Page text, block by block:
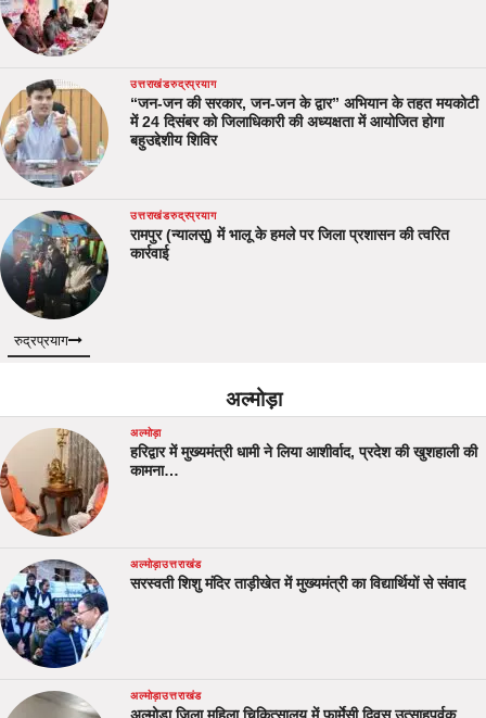
उत्तराखंडरुद्रप्रयाग
“जन-जन की सरकार, जन-जन के द्वार” अभियान के तहत मयकोटी
में 24 दिसंबर को जिलाधिकारी की अध्यक्षता में आयोजित होगा
बहुउद्देशीय शिविर
उत्तराखंडरुद्रप्रयाग
रामपुर (न्यालसू) में भालू के हमले पर जिला प्रशासन की त्वरित
कार्रवाई
रुद्रप्रयाग
अल्मोड़ा
अल्मोड़ा
हरिद्वार में मुख्यमंत्री धामी ने लिया आशीर्वाद, प्रदेश की खुशहाली की
कामना…
अल्मोड़ाउत्तराखंड
सरस्वती शिशु मंदिर ताड़ीखेत में मुख्यमंत्री का विद्यार्थियों से संवाद
अल्मोड़ाउत्तराखंड
अल्मोड़ा जिला महिला चिकित्सालय में फार्मेसी दिवस उत्साहपूर्वक